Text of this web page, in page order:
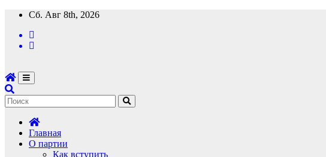
Перейти
содержимому
Сб. Авг 8th, 2026
Главная
О партии
Как вступить